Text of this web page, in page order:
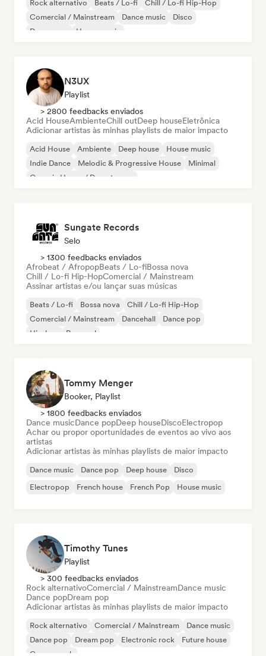
Rock alternativo Beats / Lo-fi
Chill / Lo-fi Hip-Hop
Comercial / Mainstream
Dance music
Disco
Dream pop
House music
N3UX
Playlist
> 2800 feedbacks enviados
Acid HouseAmbienteChill outDeep houseEletrônica
Adicionar artistas às minhas playlists de maior impacto
Acid House Ambiente Deep house
House music
Indie Dance
Melodic & Progressive House
Minimal
Organic House / Downtempo
Sungate Records
Selo
> 1300 feedbacks enviados
Afrobeat / AfropopBeats / Lo-fiBossa nova
Chill / Lo-fi Hip-HopComercial / Mainstream
Assinar artistas e/ou lançar suas músicas
Beats / Lo-fi Bossa nova
Chill / Lo-fi Hip-Hop
Comercial / Mainstream
Dancehall
Dance pop
Hip-hop
Pop soul
Tommy Menger
Booker, Playlist
> 1800 feedbacks enviados
Dance musicDance popDeep houseDiscoElectropop
Achar ou propor oportunidades de eventos ao vivo aos
artistas
Adicionar artistas às minhas playlists de maior impacto
Dance music Dance pop Deep house
Disco
Electropop
French house French Pop House music
Timothy Tunes
Playlist
> 300 feedbacks enviados
Rock alternativoComercial / MainstreamDance music
Dance popDream pop
Adicionar artistas às minhas playlists de maior impacto
Rock alternativo Comercial / Mainstream
Dance music
Dance pop
Dream pop Electronic rock
Future house
Garage rock